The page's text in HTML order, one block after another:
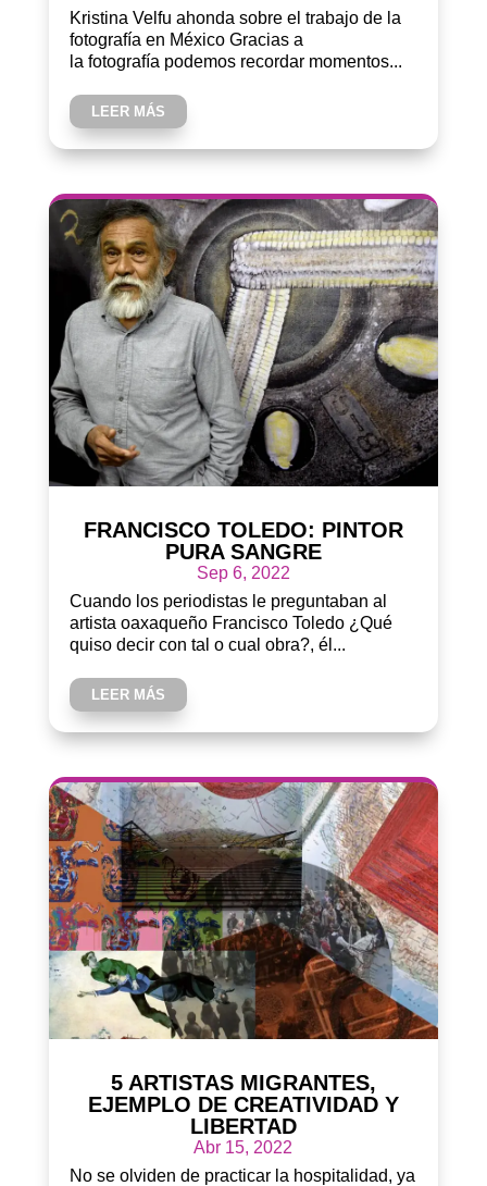
Kristina Velfu ahonda sobre el trabajo de la
fotografía en México Gracias a
la fotografía podemos recordar momentos...
LEER MÁS
FRANCISCO TOLEDO: PINTOR
PURA SANGRE
Sep 6, 2022
Cuando los periodistas le preguntaban al
artista oaxaqueño Francisco Toledo ¿Qué
quiso decir con tal o cual obra?, él...
LEER MÁS
5 ARTISTAS MIGRANTES,
EJEMPLO DE CREATIVIDAD Y
LIBERTAD
Abr 15, 2022
No se olviden de practicar la hospitalidad, ya